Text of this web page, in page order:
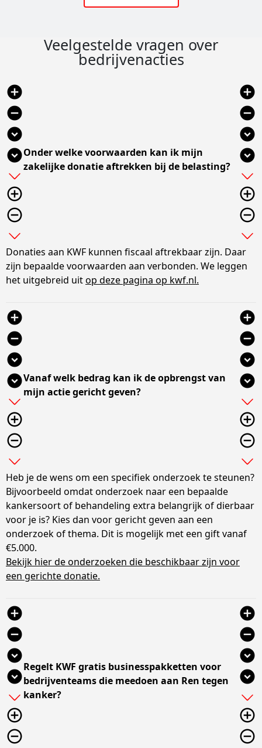
Veelgestelde vragen over
bedrijvenacties
add_circle
remove_circle
expand_circle_down
expand_circle_down
add
add_circle_outline
remove_circle_outline
expand_more
Onder welke voorwaarden kan ik mijn
zakelijke donatie aftrekken bij de belasting?
add_circle
remove_circle
expand_circle_down
expand_circle_down
add
add_circle_outline
remove_circle_outline
expand_more
Donaties aan KWF kunnen fiscaal aftrekbaar zijn. Daar
zijn bepaalde voorwaarden aan verbonden. We leggen
het uitgebreid uitop deze pagina op kwf.nl.
add_circle
remove_circle
expand_circle_down
expand_circle_down
add
add_circle_outline
remove_circle_outline
expand_more
Vanaf welk bedrag kan ik de opbrengst van
mijn actie gericht geven?
add_circle
remove_circle
expand_circle_down
expand_circle_down
add
add_circle_outline
remove_circle_outline
expand_more
Heb je de wens om een specifiek onderzoek te steunen?
Bijvoorbeeld omdat onderzoek naar een bepaalde
kankersoort of behandeling extra belangrijk of dierbaar
voor je is? Kies dan voor gericht geven aan een
onderzoek of thema. Dit is mogelijk met een gift vanaf
€5.000.
Bekijk hier de onderzoeken die beschikbaar zijn voor
een gerichte donatie.
add_circle
remove_circle
expand_circle_down
expand_circle_down
add
add_circle_outline
remove_circle_outline
Regelt KWF gratis businesspakketten voor
bedrijventeams die meedoen aan Ren tegen
kanker?
add_circle
remove_circle
expand_circle_down
expand_circle_down
add
add_circle_outline
remove_circle_outline